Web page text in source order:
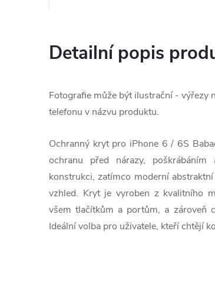
Detailní popis
Fotografie může být ilustrační - výřezy
telefonu v názvu produktu.
Ochranný kryt pro iPhone 6 / 6S
ochranu před nárazy,
konstrukci, zatímco moderní
vzhled. Kryt je vyroben z kvalitního
všem tlačítkům a portům, a zároveň
Ideální volba pro uživatele, kteří chtějí